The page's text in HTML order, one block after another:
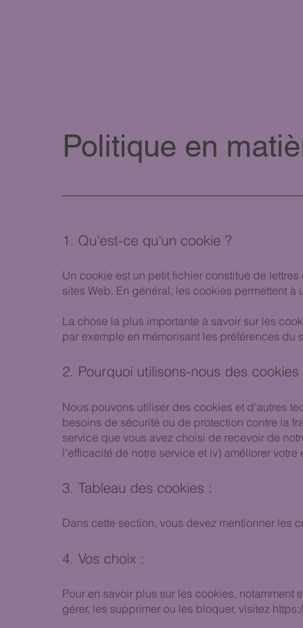
Politique en
1. Qu'est-ce qu'un cookie ?
Un cookie est un petit fichier constitué de
sites Web. En général, les cookies permettent
La chose la plus importante à savoir sur les
par exemple en mémorisant les préférences du
2. Pourquoi utilisons-nous des cookies
Nous pouvons utiliser des cookies et d'autres
besoins de sécurité ou de protection contre la
service que vous avez choisi de recevoir de
l'efficacité de notre service et iv) améliorer votre
3. Tableau des cookies :
Dans cette section, vous devez mentionner les
4. Vos choix :
Pour en savoir plus sur les cookies,
gérer, les supprimer ou les bloquer, visitez